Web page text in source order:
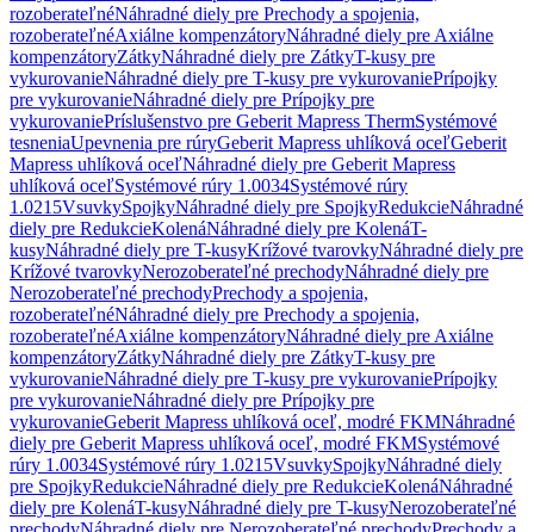
rozoberateľnéNáhradné diely pre Prechody a spojenia,
rozoberateľnéAxiálne kompenzátoryNáhradné diely pre Axiálne
kompenzátoryZátkyNáhradné diely pre ZátkyT-kusy pre
vykurovanieNáhradné diely pre T-kusy pre vykurovaniePrípojky
pre vykurovanieNáhradné diely pre Prípojky pre
vykurovaniePríslušenstvo pre Geberit Mapress ThermSystémové
tesneniaUpevnenia pre rúryGeberit Mapress uhlíková oceľGeberit
Mapress uhlíková oceľNáhradné diely pre Geberit Mapress
uhlíková oceľSystémové rúry 1.0034Systémové rúry
1.0215VsuvkySpojkyNáhradné diely pre SpojkyRedukcieNáhradné
diely pre RedukcieKolenáNáhradné diely pre KolenáT-
kusyNáhradné diely pre T-kusyKrížové tvarovkyNáhradné diely pre
Krížové tvarovkyNerozoberateľné prechodyNáhradné diely pre
Nerozoberateľné prechodyPrechody a spojenia,
rozoberateľnéNáhradné diely pre Prechody a spojenia,
rozoberateľnéAxiálne kompenzátoryNáhradné diely pre Axiálne
kompenzátoryZátkyNáhradné diely pre ZátkyT-kusy pre
vykurovanieNáhradné diely pre T-kusy pre vykurovaniePrípojky
pre vykurovanieNáhradné diely pre Prípojky pre
vykurovanieGeberit Mapress uhlíková oceľ, modré FKMNáhradné
diely pre Geberit Mapress uhlíková oceľ, modré FKMSystémové
rúry 1.0034Systémové rúry 1.0215VsuvkySpojkyNáhradné diely
pre SpojkyRedukcieNáhradné diely pre RedukcieKolenáNáhradné
diely pre KolenáT-kusyNáhradné diely pre T-kusyNerozoberateľné